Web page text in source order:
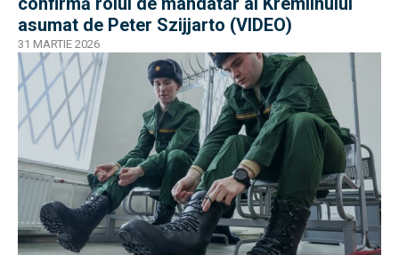
asumat de Peter Szijjarto (VIDEO)
31 MARTIE 2026